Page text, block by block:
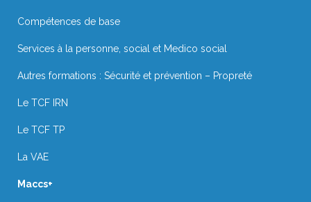
Compétences de base
Services à la personne, social et Medico social
Autres formations : Sécurité et prévention – Propreté
Le TCF IRN
Le TCF TP
La VAE
Maccs+